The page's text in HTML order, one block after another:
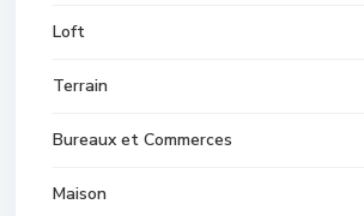
Loft
Terrain
Bureaux et Commerces
Maison